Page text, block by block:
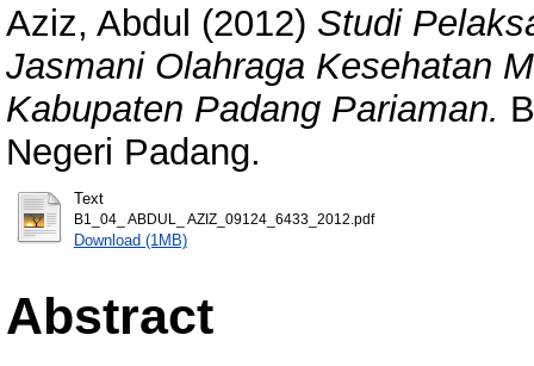
Aziz, Abdul (2012) Studi
Jasmani Olahraga Kesehatan
Kabupaten Padang Pariaman.
Negeri Padang.
Text
B1_04_ ABDUL_ AZIZ_09124_6433_2012.pdf
Download (1MB)
Abstract